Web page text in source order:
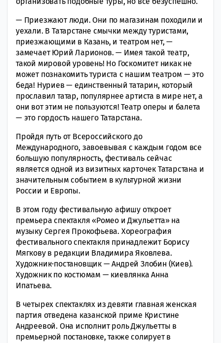
— Приезжают люди. Они по магазинам походили и
уехали. В Татарстане смычки между туристами,
приезжающими в Казань, и театром нет, —
замечает Юрий Ларионов. — Имея такой театр,
такой мировой уровень! Но Госкомитет никак не
может познакомить туриста с нашим театром — это
беда! Нуриев — единственный татарин, который
прославил татар, популярнее артиста в мире нет, а
они вот этим не пользуются! Театр оперы и балета
— это гордость нашего Татарстана.
Пройдя путь от Всероссийского до
Международного, завоевывая с каждым годом все
большую популярность, фестиваль сейчас
является одной из визитных карточек Татарстана и
значительным событием в культурной жизни
России и Европы.
В этом году фестивальную афишу откроет
премьера спектакля «Ромео и Джульетта» на
музыку Сергея Прокофьева. Хореография
фестивального спектакля принадлежит Борису
Мягкову в редакции Владимира Яковлева.
Художник-постановщик — Андрей Злобин (Киев).
Художник по костюмам — киевлянка Анна
Ипатьева.
В четырех спектаклях из девяти главная женская
партия отведена казанской приме Кристине
Андреевой. Она исполнит роль Джульетты в
премьерной постановке, также солирует в